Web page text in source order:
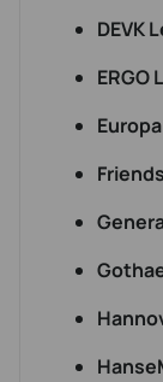
DEVK